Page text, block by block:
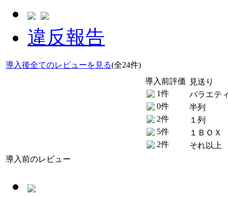
違反報告
導入後全てのレビューを見る(全24件)
導入前評価
1件
0件
2件
5件
2件
見送り
バラエテ
半列
１列
１ＢＯＸ
それ以上
導入前のレビュー